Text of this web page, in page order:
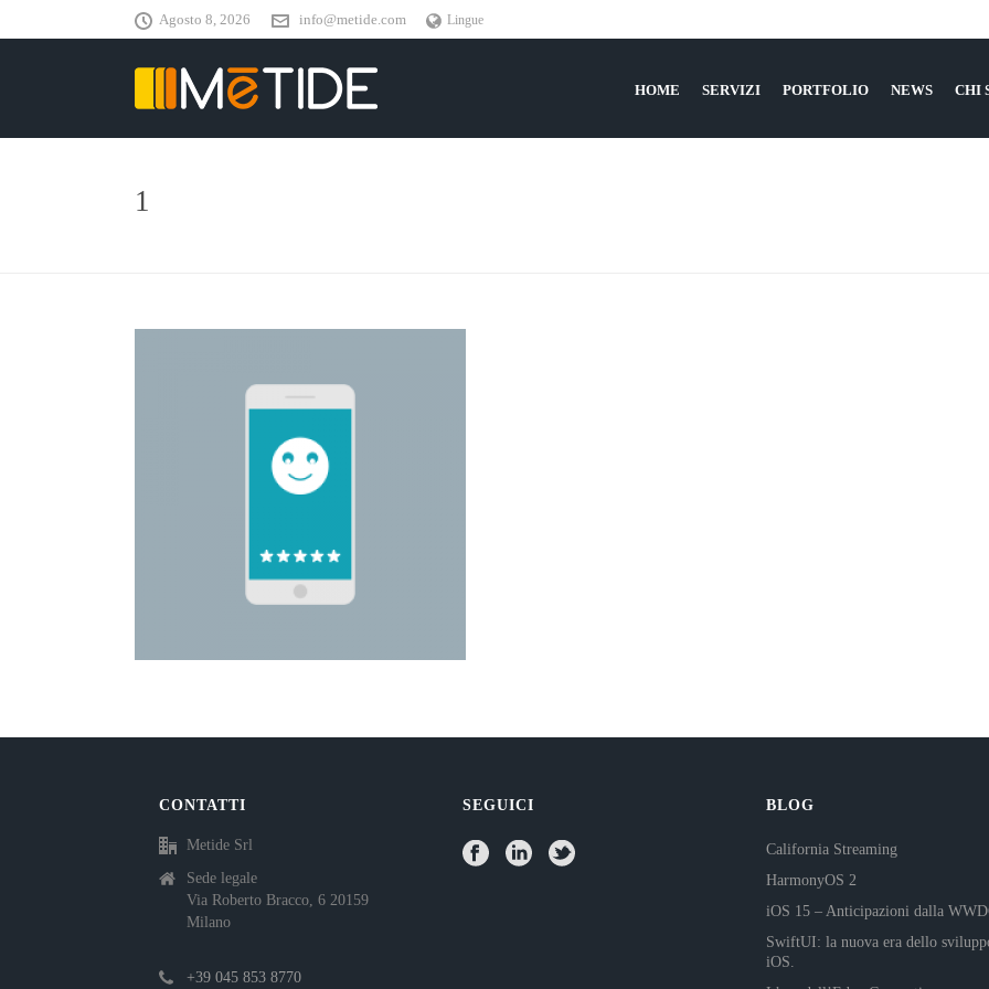
Agosto 8, 2026 info@metide.com Lingue
HOME SERVIZI PORTFOLIO NEWS CHI
1
CONTATTI
Metide Srl
Sede legale
Via Roberto Bracco, 6 20159
Milano
+39 045 853 8770
SEGUICI BLOG
California Streaming
HarmonyOS 2
iOS 15 – Anticipazioni dalla
SwiftUI: la nuova era dello
iOS.